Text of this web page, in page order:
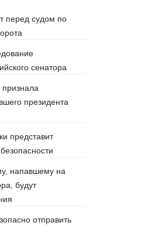
перед судом по
сенатора
президента
представит
напавшему на
будут
отправить